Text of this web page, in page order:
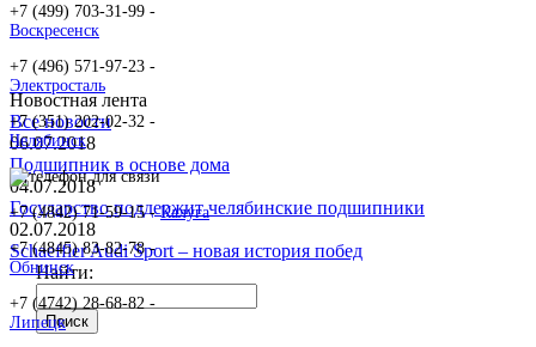
Новостная лента
Все новости
06.07.2018
Подшипник в основе дома
04.07.2018
Государство поддержит челябинские подшипники
02.07.2018
Schaeffler Audi Sport – новая история побед
Найти:
+7 (499) 703-31-99 -
Воскресенск
+7 (496) 571-97-23 -
Электросталь
+7 (351) 202-02-32 -
Челябинск
+7 (4842) 71-59-15 -Калуга
+7 (4845) 83-82-78 -
Обнинск
+7 (4742) 28-68-82 -
Липецк